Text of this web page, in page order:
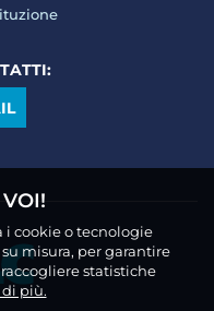
i cookie o tecnologie
misura, per garantire
statistiche
più.